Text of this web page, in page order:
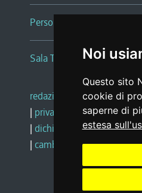
Noi
Questo sito
cookie di
saperne di
estesa
Persone e Uffici
Sala Tiziano Tessitori
redazione web |note
| privacy
social media
| dichiarazione di
| cambio preferenze cookie